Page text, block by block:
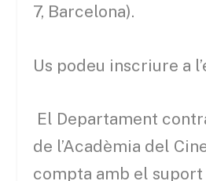
7, Barcelona).
Us podeu inscriure a
El Departament
de l’Acadèmia del
compta amb el suport